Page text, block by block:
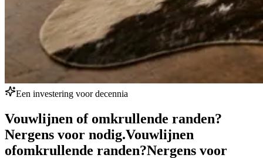
Een investering voor decennia
Vouwlijnen of omkrullende randen?
Nergens voor nodig.Vouwlijnen
ofomkrullende randen?Nergens voor